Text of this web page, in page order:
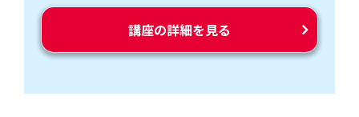
講座の詳細を見る